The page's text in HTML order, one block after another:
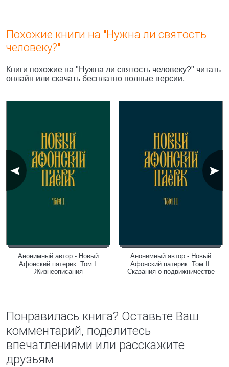
Похожие книги на "Нужна ли святость
человеку?"
Книги похожие на "Нужна ли святость человеку?" читать
онлайн или скачать бесплатно полные версии.
Анонимный автор - Новый
Афонский патерик. Том I.
Жизнеописания
Анонимный автор - Новый
Афонский патерик. Том II.
Сказания о подвижничестве
Понравилась книга? Оставьте Ваш
комментарий, поделитесь
впечатлениями или расскажите
друзьям